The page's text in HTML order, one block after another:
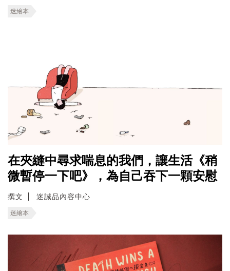
迷繪本
在夾縫中尋求喘息的我們，讓生活《稍
微暫停一下吧》，為自己吞下一顆安慰
撰文 迷誠品內容中心
迷繪本